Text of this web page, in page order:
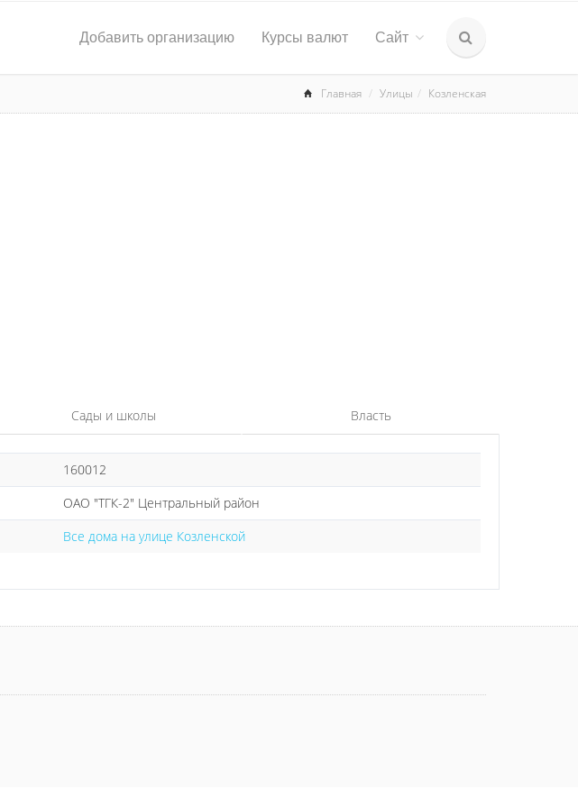
Добавить организацию Курсы валют Сайт
Главная Улицы Козленская
Сады и школы Власть
160012
ОАО "ТГК-2" Центральный район
Все дома на улице Козленской